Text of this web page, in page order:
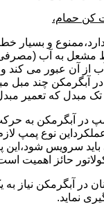
کن حمام،
و بسیار
مشعل به آب
از آن عبور می
چند مبل
مبدل که تعمیر
در آبگرمکن به
کار می کند.مبرای
باید سرویس
حائز اهمیت
در آبگرمکن
نماید.